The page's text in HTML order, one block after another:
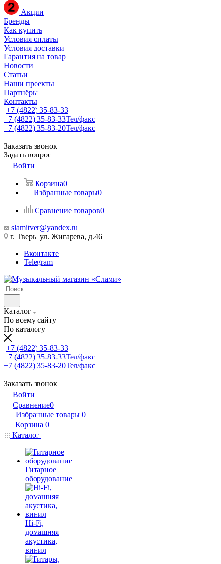
Акции
Бренды
Как купить
Условия оплаты
Условия доставки
Гарантия на товар
Новости
Статьи
Наши проекты
Партнёры
Контакты
+7 (4822) 35-83-33
+7 (4822) 35-83-33Тел/факс
+7 (4822) 35-83-20Тел/факс
Заказать звонок
Задать вопрос
Войти
Корзина0
Избранные товары0
Сравнение товаров0
slamitver@yandex.ru
г. Тверь, ул. Жигарева, д.46
Вконтакте
Telegram
Каталог
По всему сайту
По каталогу
+7 (4822) 35-83-33
+7 (4822) 35-83-33Тел/факс
+7 (4822) 35-83-20Тел/факс
Заказать звонок
Войти
Сравнение0
Избранные товары 0
Корзина 0
Каталог
Гитарное
оборудование
Hi-Fi,
домашняя
акустика,
винил